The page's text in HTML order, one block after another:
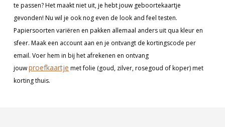
te passen? Het maakt niet uit, je hebt jouw geboortekaartje
gevonden! Nu wil je ook nog even de look and feel testen.
Papiersoorten variëren en pakken allemaal anders uit qua kleur en
sfeer. Maak een account aan en je ontvangt de kortingscode per
email. Voer hem in bij het afrekenen en ontvang
jouwproefkaartje met folie (goud, zilver, rosegoud of koper) met
korting thuis.